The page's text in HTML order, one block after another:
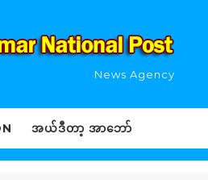
News Agency
အယ်ဒီတာ့ အာဘော်